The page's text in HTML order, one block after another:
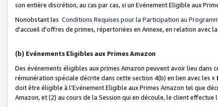
son entière discrétion, au cas par cas, si un Evénement Eligible aux
Nonobstant les Conditions Requises pour la Participation au
d'accueil d'offres de primes, répertoriées en Annexe, en relation avec
(b) Evénements Eligibles aux Primes Amazon
Des événements éligibles aux primes Amazon peuvent avoir lieu dans
rémunération spéciale décrite dans cette section 4(b) en lien avec les «
doit être éligible à l’Evénement Eligible aux Primes Amazon tel que
Amazon, et (2) au cours de la Session qui en découle, le client